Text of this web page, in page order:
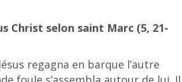
Christ selon saint Marc (5, 21-
regagna en barque l’autre